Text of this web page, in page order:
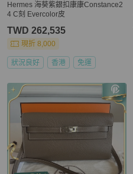
Hermes 海葵紫銀扣康康Constance2
4 C刻 Evercolor皮
TWD 262,535
現折 8,000
狀況良好 香港 免運